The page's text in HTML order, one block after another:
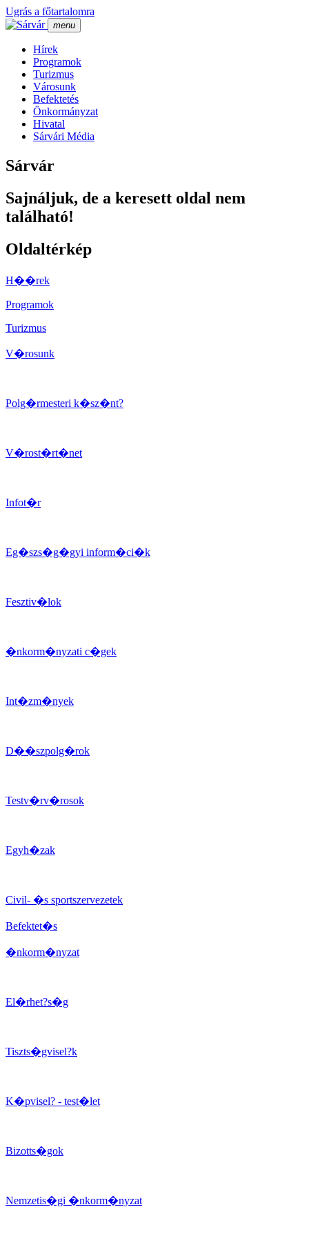
Ugrás a főtartalomra
menu
Hí­rek
Programok
Turizmus
Városunk
Befektetés
Önkormányzat
Hivatal
Sárvári Média
Sárvár
Sajnáljuk, de a keresett oldal nem
található!
Oldaltérkép
H��rek
Programok
Turizmus
V�rosunk
Polg�rmesteri k�sz�nt?
V�rost�rt�net
Infot�r
Eg�szs�g�gyi inform�ci�k
Fesztiv�lok
�nkorm�nyzati c�gek
Int�zm�nyek
D��szpolg�rok
Testv�rv�rosok
Egyh�zak
Civil- �s sportszervezetek
Befektet�s
�nkorm�nyzat
El�rhet?s�g
Tiszts�gvisel?k
K�pvisel? - test�let
Bizotts�gok
Nemzetis�gi �nkorm�nyzat